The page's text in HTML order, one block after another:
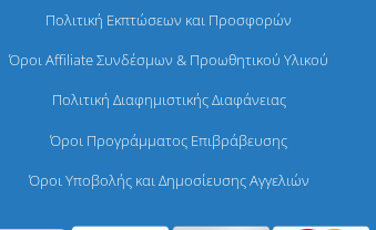
Πολιτική Εκπτώσεων και Προσφορών
Όροι Affiliate Συνδέσμων & Προωθητικού Υλικού
Πολιτική Διαφημιστικής Διαφάνειας
Όροι Προγράμματος Επιβράβευσης
Όροι Υποβολής και Δημοσίευσης Αγγελιών